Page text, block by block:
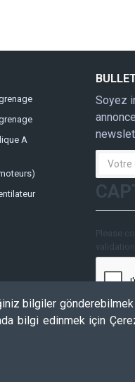
A
Soyez
Please
bilgiler
bilgi edinmek için